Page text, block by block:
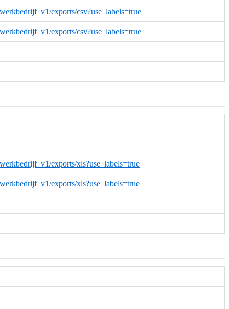
exports/csv?use_labels=true
exports/csv?use_labels=true
exports/xls?use_labels=true
exports/xls?use_labels=true